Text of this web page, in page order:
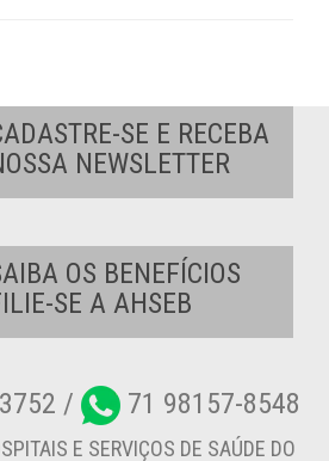
SE E RECEBA
NEWSLETTER
OS BENEFÍCIOS
SE A AHSEB
/ 71 98157-8548
E SERVIÇOS DE SAÚDE DO